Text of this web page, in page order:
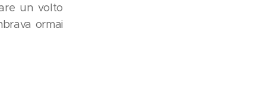
un volto
ormai